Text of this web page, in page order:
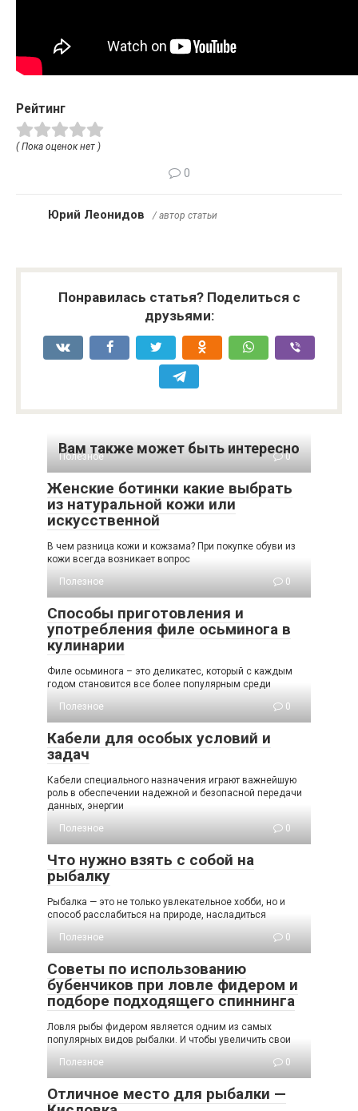
Рейтинг
( Пока оценок нет )
0
Юрий Леонидов / автор статьи
Понравилась статья? Поделиться с
друзьями:
Вам также может быть интересно
Полезное 0
Женские ботинки какие выбрать
из натуральной кожи или
искусственной
В чем разница кожи и кожзама? При покупке обуви из
кожи всегда возникает вопрос
Полезное
0
Способы приготовления и
употребления филе осьминога в
кулинарии
Филе осьминога – это деликатес, который с каждым
годом становится все более популярным среди
Полезное
0
Кабели для особых условий и
задач
Кабели специального назначения играют важнейшую
роль в обеспечении надежной и безопасной передачи
данных, энергии
Полезное
0
Что нужно взять с собой на
рыбалку
Рыбалка — это не только увлекательное хобби, но и
способ расслабиться на природе, насладиться
Полезное
0
Советы по использованию
бубенчиков при ловле фидером и
подборе подходящего спиннинга
Ловля рыбы фидером является одним из самых
популярных видов рыбалки. И чтобы увеличить свои
Полезное
0
Отличное место для рыбалки —